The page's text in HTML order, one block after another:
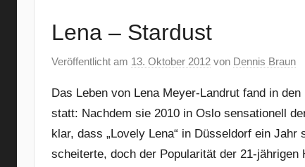
Lena – Stardust
Veröffentlicht am 13. Oktober 2012 von Dennis Braun
Das Leben von Lena Meyer-Landrut fand in
statt: Nachdem sie 2010 in Oslo sensationell
klar, dass „Lovely Lena“ in Düsseldorf ein
scheiterte, doch der Popularität der 21-